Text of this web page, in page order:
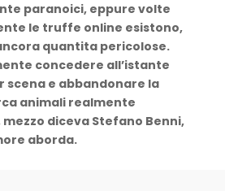
paranoici, eppure volte
le truffe online esistono,
quantita pericolose.
concedere all’istante
scena e abbandonare la
animali realmente
diceva Stefano Benni,
aborda.